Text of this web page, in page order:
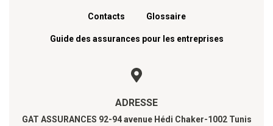
Contacts Glossaire
Guide des assurances pour les entreprises
ADRESSE
GAT ASSURANCES 92-94 avenue Hédi Chaker-1002 Tunis